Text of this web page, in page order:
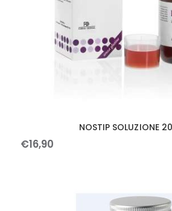
NOSTIP SOLUZIONE
€16,90